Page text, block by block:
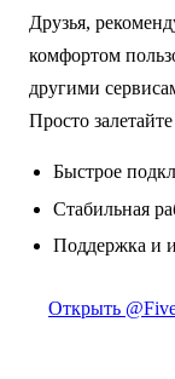
Друзья,
комфортом
другими
Просто
Быстрое
Стабильная
Поддержка и
Открыть